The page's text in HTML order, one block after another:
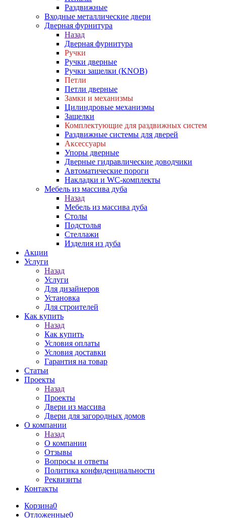
Раздвижные
Входные металлические двери
Дверная фурнитура
Назад
Дверная фурнитура
Ручки
Ручки дверные
Ручки защелки (KNOB)
Петли
Петли дверные
Замки и механизмы
Цилиндровые механизмы
Защелки
Комплектующие для раздвижных систем
Раздвижные системы для дверей
Аксессуары
Упоры дверные
Дверные гидравлические доводчики
Автоматические пороги
Накладки и WC-комплекты
Мебель из массива дуба
Назад
Мебель из массива дуба
Столы
Подстолья
Стеллажи
Изделия из дуба
Акции
Услуги
Назад
Услуги
Для дизайнеров
Установка
Для строителей
Как купить
Назад
Как купить
Условия оплаты
Условия доставки
Гарантия на товар
Статьи
Проекты
Назад
Проекты
Двери из массива
Двери для загородных домов
О компании
Назад
О компании
Отзывы
Вопросы и ответы
Политика конфиденциальности
Реквизиты
Контакты
Корзина0
Отложенные0